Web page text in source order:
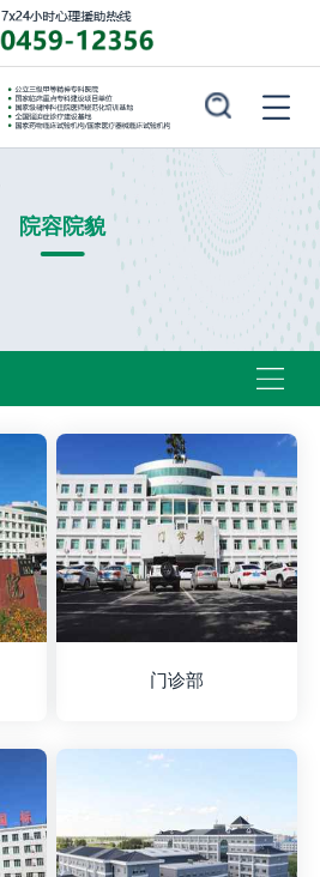
院容院貌
门诊部